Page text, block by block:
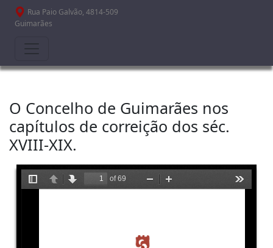
Passar para o conteúdo principal
Rua Paio Galvão, 4814-509
Guimarães
O Concelho de Guimarães nos
capítulos de correição dos séc.
XVIII-XIX.